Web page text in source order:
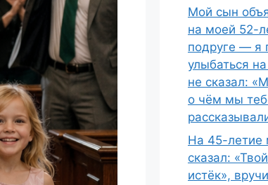
Мой сын
на моей 52-
подруге — я
улыбаться
не сказал:
о чём мы
На 45-
сказал:
истёк»,